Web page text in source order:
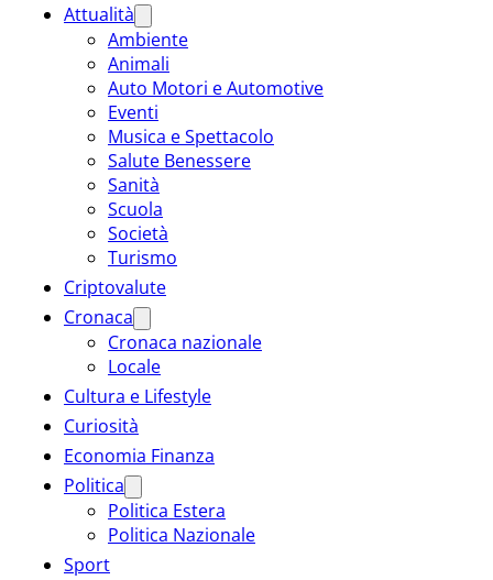
Attualità
Ambiente
Animali
Auto Motori e Automotive
Eventi
Musica e Spettacolo
Salute Benessere
Sanità
Scuola
Società
Turismo
Criptovalute
Cronaca
Cronaca nazionale
Locale
Cultura e Lifestyle
Curiosità
Economia Finanza
Politica
Politica Estera
Politica Nazionale
Sport